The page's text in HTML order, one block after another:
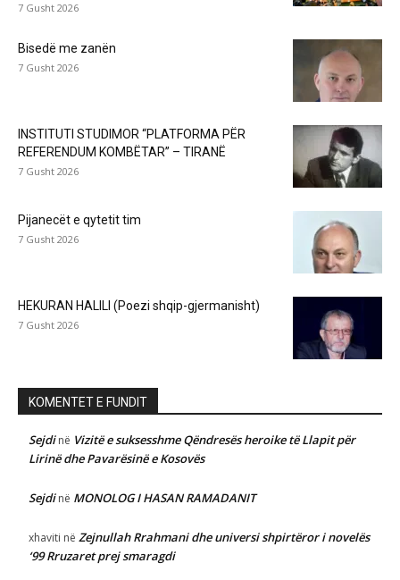
7 Gusht 2026
Bisedë me zanën
7 Gusht 2026
INSTITUTI STUDIMOR “PLATFORMA PËR
REFERENDUM KOMBËTAR” – TIRANË
7 Gusht 2026
Pijanecët e qytetit tim
7 Gusht 2026
HEKURAN HALILI (Poezi shqip-gjermanisht)
7 Gusht 2026
KOMENTET E FUNDIT
Sejdinë Vizitë e suksesshme Qëndresës heroike të Llapit për
Lirinë dhe Pavarësinë e Kosovës
Sejdinë MONOLOG I HASAN RAMADANIT
xhaviti në Zejnullah Rrahmani dhe universi shpirtëror i novelës
‘99 Rruzaret prej smaragdi